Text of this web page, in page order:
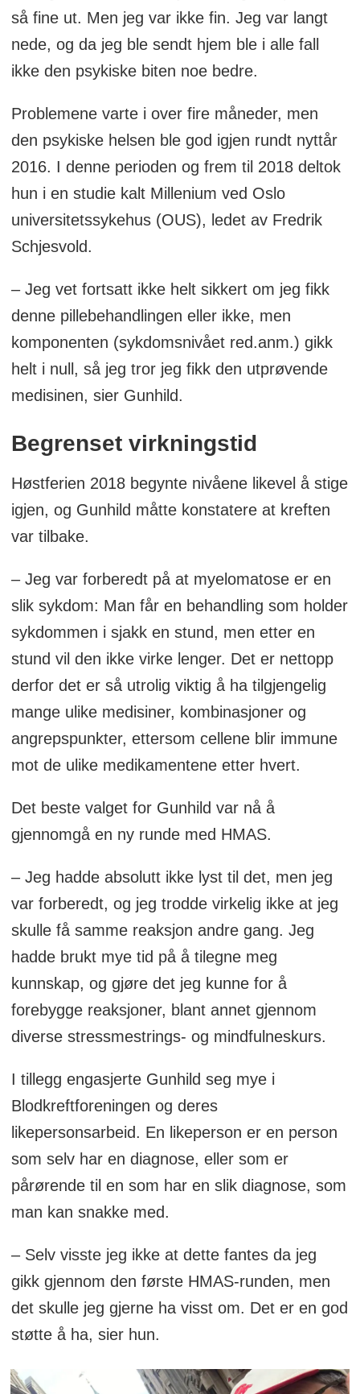
behandling et alternativ.
så fine ut. Men jeg var ikke fin. Jeg var langt
nede, og da jeg ble sendt hjem ble i alle fall
ikke den psykiske biten noe bedre.
Problemene varte i over fire måneder, men
den psykiske helsen ble god igjen rundt nyttår
2016. I denne perioden og frem til 2018 deltok
hun i en studie kalt Millenium ved Oslo
universitetssykehus (OUS), ledet av Fredrik
Schjesvold.
– Jeg vet fortsatt ikke helt sikkert om jeg fikk
denne pillebehandlingen eller ikke, men
komponenten (sykdomsnivået red.anm.) gikk
helt i null, så jeg tror jeg fikk den utprøvende
medisinen, sier Gunhild.
Begrenset virkningstid
Høstferien 2018 begynte nivåene likevel å stige
igjen, og Gunhild måtte konstatere at kreften
var tilbake.
– Jeg var forberedt på at myelomatose er en
slik sykdom: Man får en behandling som holder
sykdommen i sjakk en stund, men etter en
stund vil den ikke virke lenger. Det er nettopp
derfor det er så utrolig viktig å ha tilgjengelig
mange ulike medisiner, kombinasjoner og
angrepspunkter, ettersom cellene blir immune
mot de ulike medikamentene etter hvert.
Det beste valget for Gunhild var nå å
gjennomgå en ny runde med HMAS.
– Jeg hadde absolutt ikke lyst til det, men jeg
var forberedt, og jeg trodde virkelig ikke at jeg
skulle få samme reaksjon andre gang. Jeg
hadde brukt mye tid på å tilegne meg
kunnskap, og gjøre det jeg kunne for å
forebygge reaksjoner, blant annet gjennom
diverse stressmestrings- og mindfulneskurs.
I tillegg engasjerte Gunhild seg mye i
Blodkreftforeningen og deres
likepersonsarbeid. En likeperson er en person
som selv har en diagnose, eller som er
pårørende til en som har en slik diagnose, som
man kan snakke med.
– Selv visste jeg ikke at dette fantes da jeg
gikk gjennom den første HMAS-runden, men
det skulle jeg gjerne ha visst om. Det er en god
støtte å ha, sier hun.